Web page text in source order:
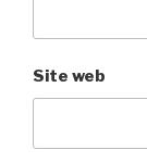
Site web